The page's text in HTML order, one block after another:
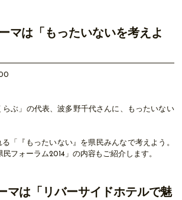
マは「もったいないを考えよ
らぶ」の代表、波多野千代さんに、もったいない
「『もったいない』を県民みんなで考えよう。
フォーラム2014」の内容もご紹介します。
マは「リバーサイドホテルで魅